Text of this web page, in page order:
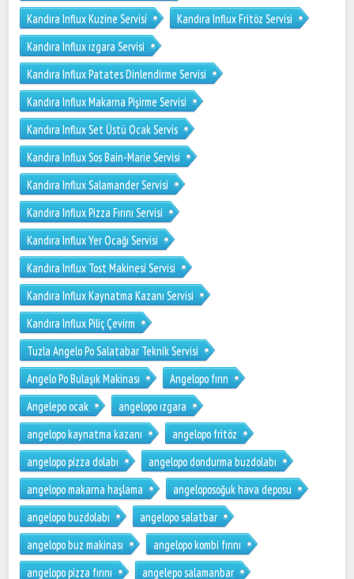
Kandıra Influx Kuzine Servisi
Kandıra Influx Fritöz Servisi
Kandıra Influx ızgara Servisi
Kandıra Influx Patates Dinlendirme Servisi
Kandıra Influx Makarna Pişirme Servisi
Kandıra Influx Set Üstü Ocak Servis
Kandıra Influx Sos Bain-Marie Servisi
Kandıra Influx Salamander Servisi
Kandıra Influx Pizza Fırını Servisi
Kandıra Influx Yer Ocağı Servisi
Kandıra Influx Tost Makinesi Servisi
Kandıra Influx Kaynatma Kazanı Servisi
Kandıra Influx Piliç Çevirm
Tuzla Angelo Po Salatabar Teknik Servisi
Angelo Po Bulaşık Makinası
Angelopo fırın
Angelepo ocak
angelopo ızgara
angelopo kaynatma kazanı
angelopo fritöz
angelopo pizza dolabı
angelopo dondurma buzdolabı
angelopo makarna haşlama
angeloposoğuk hava deposu
angelopo buzdolabı
angelopo salatbar
angelopo buz makinası
angelopo kombi fırını
angelopo pizza fırını
angelepo salamanbar